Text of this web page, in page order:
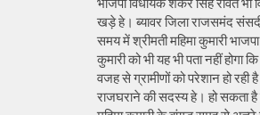
खड़े हे। ब्यावर जिला राजसमंद
समय में श्रीमती महिमा कुमारी
कुमारी को भी यह भी पता नहीं होगा
वजह से ग्रामीणों को परेशान हो रही
राजघराने की सदस्य हे। हो सकता